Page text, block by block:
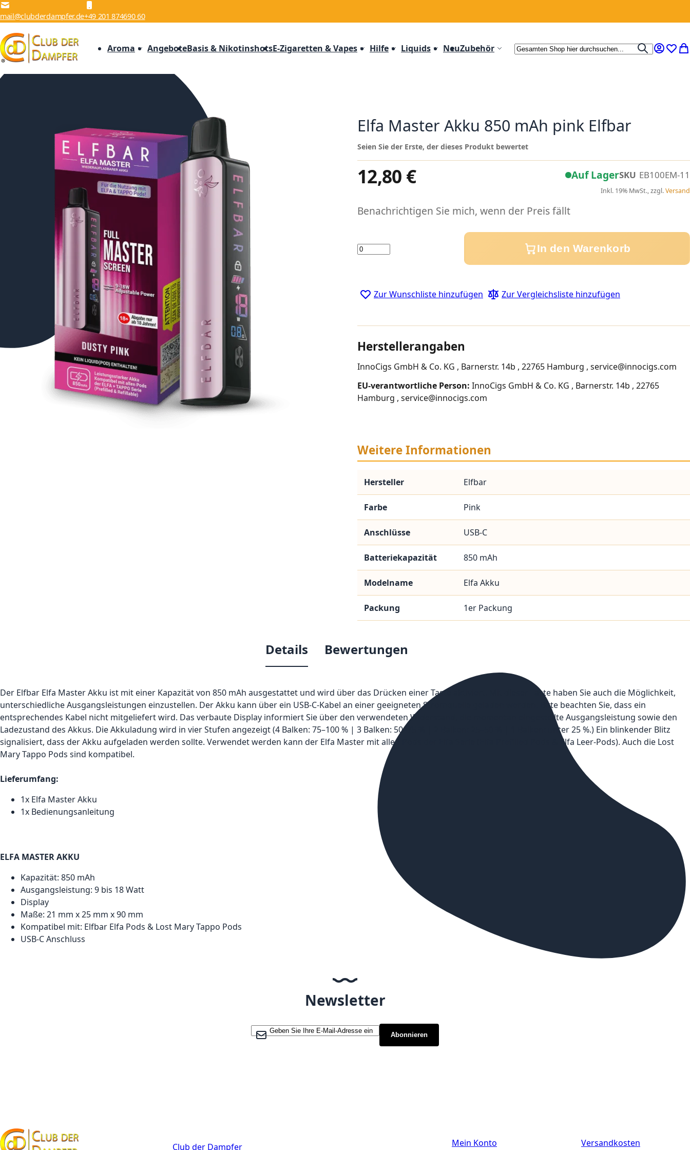
Zum Inhalt springen
mail@clubderdampfer.de+49 201 874690 60
Aroma AngeboteBasis & NikotinshotsE-Zigaretten & Vapes Hilfe Liquids NeuZubehör Suche
Suche
Mein
Elfa Master Akku 850 mAh pink Elfbar
Auf LagerSKU EB100EM-11
Seien Sie der Erste, der dieses Produkt bewertet
12,80 €
Inkl. 19% MwSt., zzgl.Versand
Benachrichtigen Sie mich, wenn der Preis fällt
Menge In den Warenkorb
Zur Wunschliste hinzufügen Zur Vergleichsliste hinzufügen
Herstellerangaben
InnoCigs GmbH & Co. KG , Barnerstr. 14b , 22765 Hamburg , service@innocigs.com
EU-verantwortliche Person: InnoCigs GmbH & Co. KG , Barnerstr. 14b , 22765
Hamburg , service@innocigs.com
Weitere Informationen
Hersteller Elfbar
Farbe Pink
Anschlüsse USB-C
Batteriekapazität 850 mAh
Modelname Elfa Akku
Packung 1er Packung
Details
Der Elfbar Elfa Master Akku ist mit einer Kapazität von 850 mAh ausgestattet und wird über das Drücken einer Taste aktiviert. Mit dieser Taste haben Sie auch die Möglichkeit,
unterschiedliche Ausgangsleistungen einzustellen. Der Akku kann über ein USB-C-Kabel an einer geeigneten Stromquelle geladen werden. Bitte beachten Sie, dass ein
entsprechendes Kabel nicht mitgeliefert wird. Das verbaute Display informiert Sie über den verwendeten Widerstand, die momentan eingestellte Ausgangsleistung sowie den
Ladezustand des Akkus. Die Akkuladung wird in vier Stufen angezeigt (4 Balken: 75–100 % | 3 Balken: 50–75 % | 2 Balken: 25–50 % | 1 Balken: unter 25 %.) Ein blinkender Blitz
signalisiert, dass der Akku aufgeladen werden sollte. Verwendet werden kann der Elfa Master mit allen Pods der Elfa Serie (Elfa Prefilled Pods & Elfa Leer-Pods). Auch die Lost
Mary Tappo Pods sind kompatibel.
Lieferumfang:
1x Elfa Master Akku
1x Bedienungsanleitung
ELFA MASTER AKKU
Kapazität: 850 mAh
Ausgangsleistung: 9 bis 18 Watt
Display
Maße: 21 mm x 25 mm x 90 mm
Kompatibel mit: Elfbar Elfa Pods & Lost Mary Tappo Pods
USB-C Anschluss
Bewertungen
Newsletter
Melden Sie sich für unseren Newsletter an:
Abonnieren
Club der Dampfer
Mein Konto
Versandkosten